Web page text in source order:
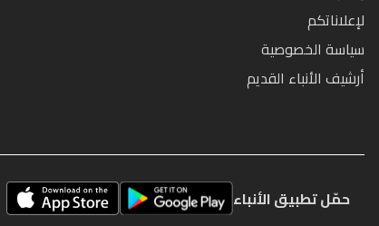
لإعلاناتكم
سياسة الخصوصية
أرشيف الأنباء القديم
حمّل تطبيق الأنباء